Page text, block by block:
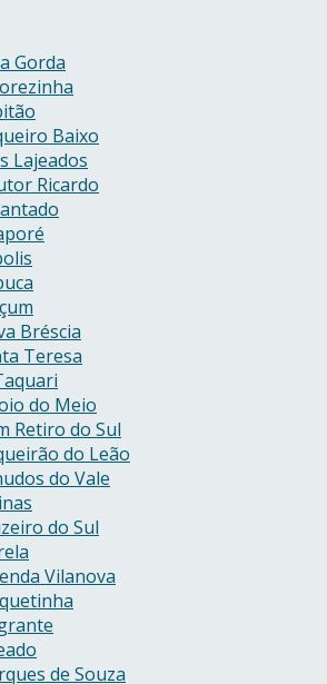
Gorda
Baixo
Lajeados
Ricardo
Bréscia
Teresa
do Meio
Retiro do Sul
do Leão
do Vale
do Sul
Vilanova
de Souza